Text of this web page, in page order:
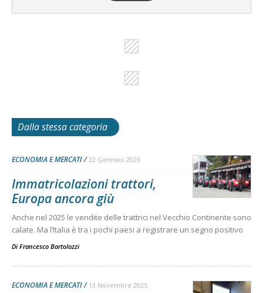
Dalla stessa categoria
ECONOMIA E MERCATI 22 Gennaio 2026
Immatricolazioni trattori,
Europa ancora giù
Anche nel 2025 le vendite delle trattrici nel Vecchio Continente sono
calate. Ma l’Italia è tra i pochi paesi a registrare un segno positivo
Di Francesco Bartolozzi
ECONOMIA E MERCATI 13 Novembre 2025